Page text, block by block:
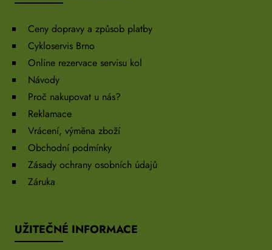
Ceny dopravy a způsob platby
Cykloservis Brno
Online rezervace servisu kol
Návody
Proč nakupovat u nás?
Reklamace
Vrácení, výměna zboží
Obchodní podmínky
Zásady ochrany osobních údajů
Záruka
UŽITEČNÉ INFORMACE